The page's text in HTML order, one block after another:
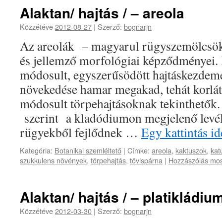
Alaktan/ hajtás / – areola
Közzétéve2012-08-27 | Szerző: bognarjn
Az areolák – magyarul
és jellemző morfológiai képződményei.
módosult, egyszerűsödött
növekedése hamar megakad, tehát
módosult törpehajtásoknak
szerint a kladódiumon megjelenő
rügyekből fejlődnek … Egy kattintás
Kategória: Botanikai szemléltető | Címke: areola, kaktuszok,
szukkulens növények, törpehajtás, tövispárna | Hozzászólás
Alaktan/ hajtás / –
Közzétéve2012-03-30 | Szerző: bognarjn